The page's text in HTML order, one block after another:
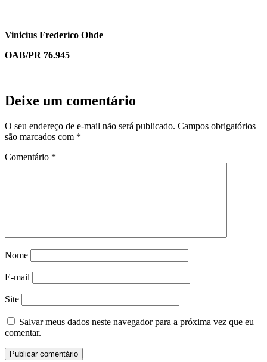
Vinicius Frederico Ohde
OAB/PR 76.945
Deixe um comentário
O seu endereço de e-mail não será publicado. Campos obrigatórios
são marcados com *
Comentário *
Nome
E-mail
Site
Salvar meus dados neste navegador para a próxima vez que eu
comentar.